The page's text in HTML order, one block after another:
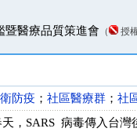
暨醫療品質策進會 （ 授
防疫 ； 社區醫療群 ； 社
，SARS 病毒傳入台